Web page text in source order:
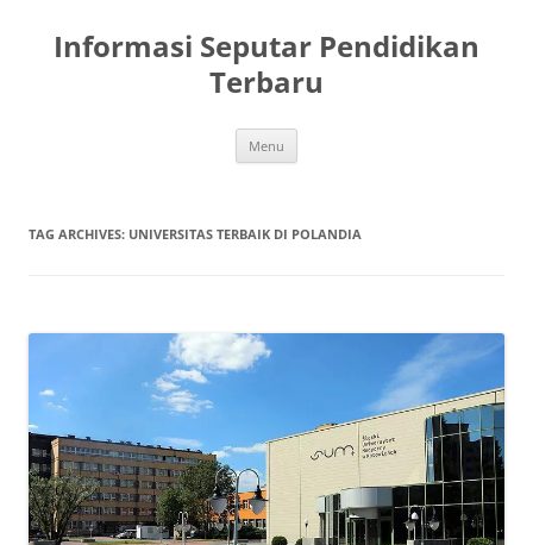
content
Informasi Seputar Pendidikan
Terbaru
Menu
TAG ARCHIVES: UNIVERSITAS TERBAIK DI POLANDIA